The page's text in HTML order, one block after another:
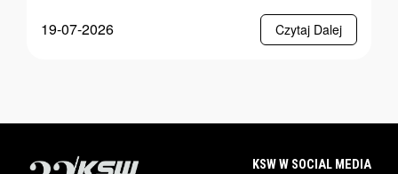
19-07-2026
Czytaj Dalej
KSW W SOCIAL MEDIA